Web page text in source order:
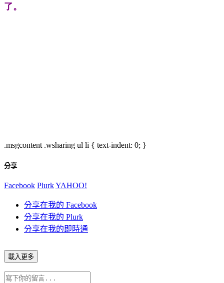
了。
.msgcontent .wsharing ul li { text-indent: 0; }
分享
Facebook PlurkYAHOO!
分享在我的 Facebook
分享在我的 Plurk
分享在我的即時通
載入更多